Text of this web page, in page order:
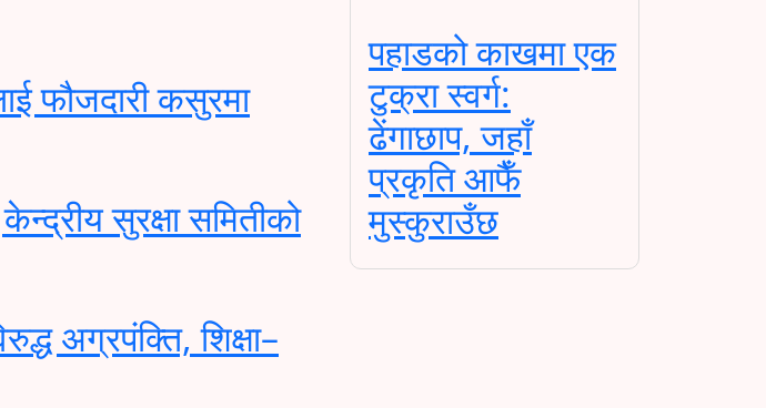
फौजदारी कसुरमा
सुरक्षा समितीको
अग्रपंक्ति, शिक्षा–
पहाडको काखमा एक
टुक्रा स्वर्ग:
ढेंगाछाप, जहाँ
प्रकृति आफैँ
मुस्कुराउँछ